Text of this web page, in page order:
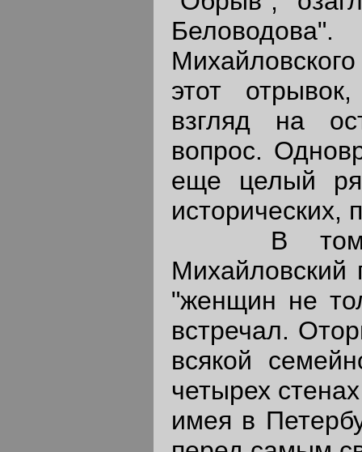
этот
взгляд на
вопрос.
еще целый
исторических,
В том же
Михайловский
"женщин не
встречал.
всякой
четырех
имея в